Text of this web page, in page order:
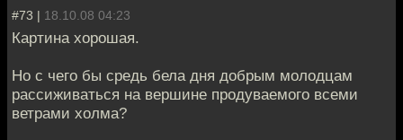
#73 | 18.10.08 04:23
Картина хорошая.
Но с чего бы средь бела дня добрым молодцам
рассиживаться на вершине продуваемого всеми
ветрами холма?